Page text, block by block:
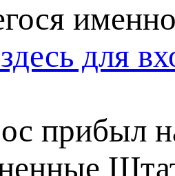
для
прибыл